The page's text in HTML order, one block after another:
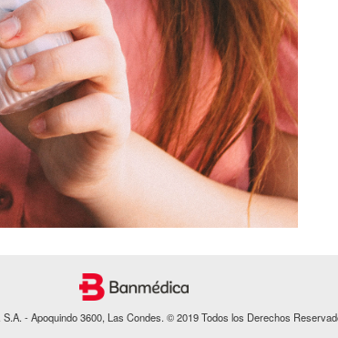
S.A. - Apoquindo 3600, Las Condes. © 2019 Todos los Derechos